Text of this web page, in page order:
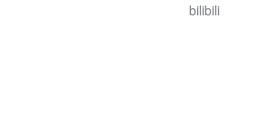
bilibili